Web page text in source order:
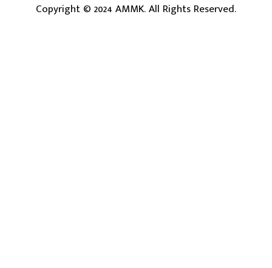
Copyright © 2024 AMMK. All Rights Reserved.